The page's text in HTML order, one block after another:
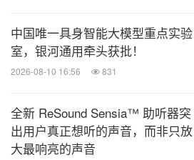
中国唯一具身智能大模型重点实验
室，银河通用牵头获批！
2026-08-10 16:56 831
全新 ReSound Sensia™ 助听器突
出用户真正想听的声音，而非只放
大最响亮的声音